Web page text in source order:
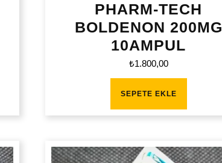
PHARM-TECH
BOLDENON 200MG
10AMPUL
₺1.800,00
SEPETE EKLE